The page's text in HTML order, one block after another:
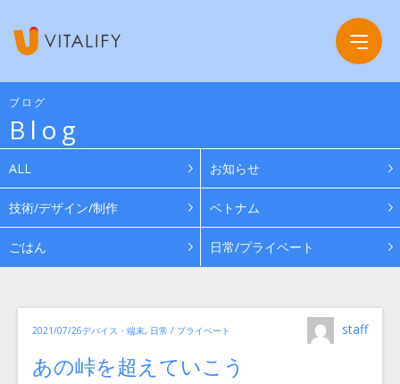
Company
会社概要
グループ会社
Service
Work
News
Recruit
ブログ
Blog
ALL お知らせ
技術/デザイン/制作 ベトナム
ごはん 日常/プライベート
投
稿
staff
投
日:
2021/07/26 カ
テ
ー
デバイス・端末, 日常 / プライベート
あの峠を超えていこう